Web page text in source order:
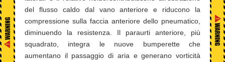
del flusso caldo dal vano anteriore e riducono la
compressione sulla faccia anteriore dello pneumatico,
diminuendo la resistenza. Il paraurti anteriore, più
squadrato, integra le nuove bumperette che
aumentano il passaggio di aria e generano vorticità